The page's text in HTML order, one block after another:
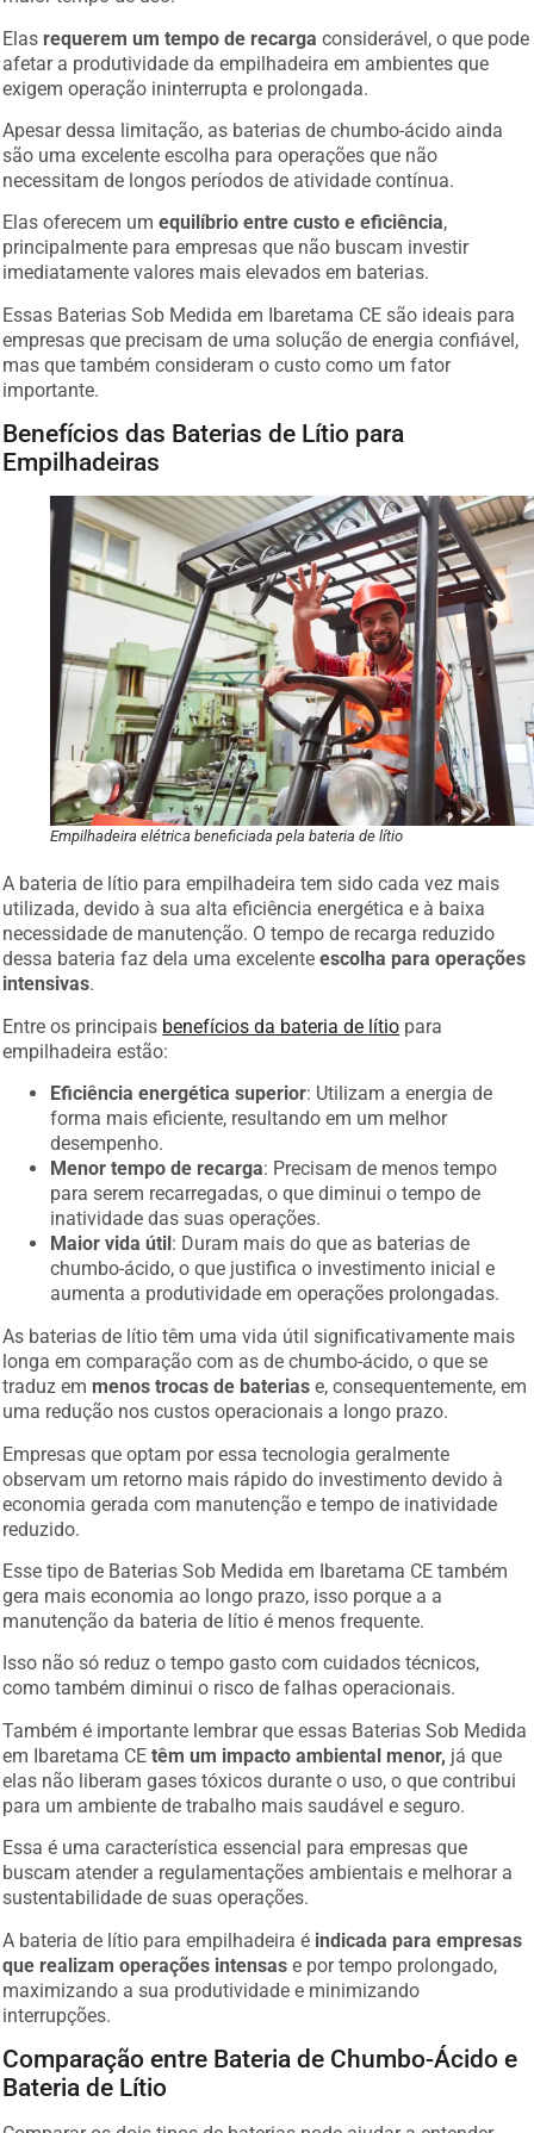
Elas
requerem um tempo de recarga
considerável, o que pode
afetar a produtividade da empilhadeira em ambientes que
exigem operação ininterrupta e prolongada.
Apesar dessa limitação, as baterias de chumbo-ácido ainda
são uma excelente escolha para operações que não
necessitam de longos períodos de atividade contínua.
Elas oferecem um equilíbrio entre custo e eficiência
principalmente para empresas que não buscam investir
imediatamente valores mais elevados em baterias.
Essas Baterias Sob Medida em Ibaretama CE são ideais para
empresas que precisam de uma solução de energia confiável,
mas que também consideram o custo como um fator
importante.
Benefícios das Baterias de Lítio para
Empilhadeiras
Empilhadeira elétrica beneficiada pela bateria de lítio
A bateria de lítio para empilhadeira tem sido cada vez mais
utilizada, devido à sua alta eficiência energética e à baixa
necessidade de manutenção. O tempo de recarga reduzido
dessa bateria faz dela uma excelente escolha para operações
intensivas
Entre os principais benefícios da bateria de lítio
empilhadeira estão:
Eficiência energética superior: Utilizam a energia de
forma mais eficiente, resultando em um melhor
desempenho.
Menor tempo de recarga: Precisam de menos tempo
para serem recarregadas, o que diminui o tempo de
inatividade das suas operações.
Maior vida útil: Duram mais do que as baterias de
chumbo-ácido, o que justifica o investimento inicial e
aumenta a produtividade em operações prolongadas.
As baterias de lítio têm uma vida útil significativamente mais
longa em comparação com as de chumbo-ácido, o que se
traduz em menos trocas de baterias e, consequentemente, em
uma redução nos custos operacionais a longo prazo.
Empresas que optam por essa tecnologia geralmente
observam um retorno mais rápido do investimento devido à
economia gerada com manutenção e tempo de inatividade
reduzido.
Esse tipo de Baterias Sob Medida em Ibaretama CE também
gera mais economia ao longo prazo, isso porque a a
manutenção da bateria de lítio é menos frequente.
Isso não só reduz o tempo gasto com cuidados técnicos,
como também diminui o risco de falhas operacionais.
Também é importante lembrar que essas Baterias Sob Medida
em Ibaretama CE têm um impacto ambiental menor,
já que
elas não liberam gases tóxicos durante o uso, o que contribui
para um ambiente de trabalho mais saudável e seguro.
Essa é uma característica essencial para empresas que
buscam atender a regulamentações ambientais e melhorar a
sustentabilidade de suas operações.
A bateria de lítio para empilhadeira é indicada para empresas
que realizam operações intensas
e por tempo prolongado,
maximizando a sua produtividade e minimizando
interrupções.
Comparação entre Bateria de Chumbo-Ácido e
Bateria de Lítio
Comparar os dois tipos de baterias pode ajudar a entender